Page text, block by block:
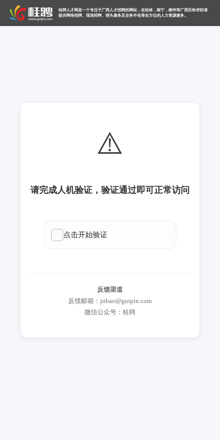
桂聘人才网是一个专注于广西人才招聘的网站，在桂林，南宁，柳州等广西区给求职者
提供网络招聘、现场招聘、猎头服务及业务外包等全方位的人力资源服务。
⚠️
请完成人机验证，验证通过即可正常访问
反馈渠道
反馈邮箱：jubao@guipin.com
微信公众号：桂聘